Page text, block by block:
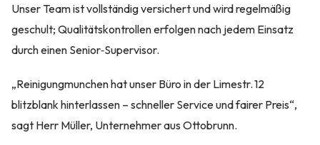
Unser Team ist vollständig versichert und wird regelmäßig
geschult; Qualitätskontrollen erfolgen nach jedem Einsatz
durch einen Senior‑Supervisor.
„Reinigungmunchen hat unser Büro in der Limestr. 12
blitzblank hinterlassen – schneller Service und fairer Preis“,
sagt Herr Müller, Unternehmer aus Ottobrunn.